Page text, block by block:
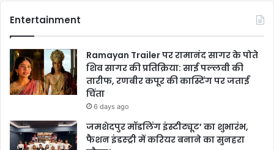
Entertainment
Ramayan Trailer पर रामानंद सागर के पोते
शिव सागर की प्रतिक्रिया: साई पल्लवी की
तारीफ, रणबीर कपूर की कास्टिंग पर जताई
चिंता
6 days ago
जमशेदपुर मॉडलिंग इंस्टीट्यूट’ का शुभारंभ,
फैशन इंडस्ट्री में करियर बनाने का सुनहरा